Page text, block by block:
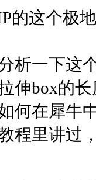
的这个极
析一下这
伸box的
何在犀牛
程里讲过